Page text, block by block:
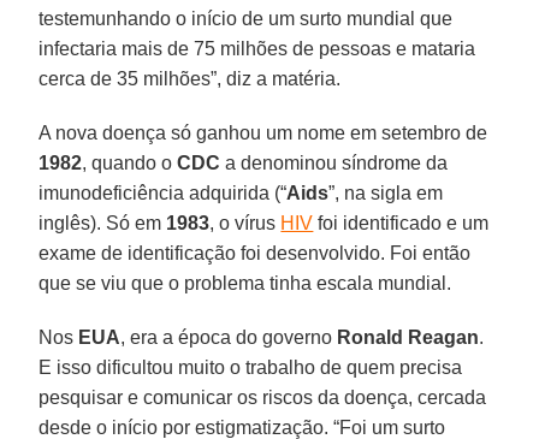
testemunhando o início de um surto mundial que
infectaria mais de 75 milhões de pessoas e mataria
cerca de 35 milhões”, diz a matéria.
A nova doença só ganhou um nome em setembro de
1982, quando oCDC a denominou síndrome da
imunodeficiência adquirida (“Aids”, na sigla em
inglês). Só em 1983, o vírus HIV foi identificado e um
exame de identificação foi desenvolvido. Foi então
que se viu que o problema tinha escala mundial.
Nos EUA, era a época do governo Ronald Reagan.
E isso dificultou muito o trabalho de quem precisa
pesquisar e comunicar os riscos da doença, cercada
desde o início por estigmatização. “Foi um surto